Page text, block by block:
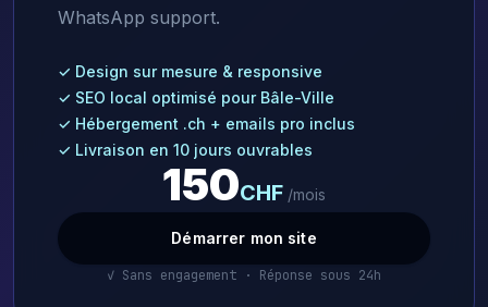
WhatsApp support.
✓ Design sur mesure & responsive
✓ SEO local optimisé pour Bâle-Ville
✓ Hébergement .ch + emails pro inclus
✓ Livraison en 10 jours ouvrables
150CHF /mois
Démarrer mon site
✓ Sans engagement · Réponse sous 24h